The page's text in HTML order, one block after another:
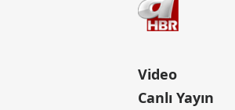
Video
Canlı Yayın